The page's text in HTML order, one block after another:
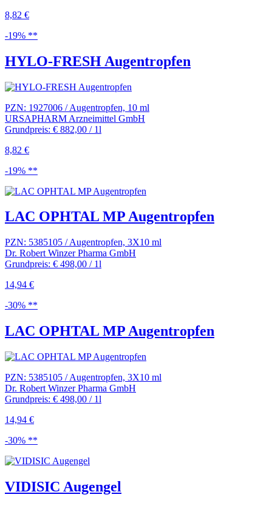
8,82 €
-19% **
HYLO-FRESH Augentropfen
PZN: 1927006 / Augentropfen, 10 ml
URSAPHARM Arzneimittel GmbH
Grundpreis: € 882,00 / 1l
8,82 €
-19% **
LAC OPHTAL MP Augentropfen
PZN: 5385105 / Augentropfen, 3X10 ml
Dr. Robert Winzer Pharma GmbH
Grundpreis: € 498,00 / 1l
14,94 €
-30% **
LAC OPHTAL MP Augentropfen
PZN: 5385105 / Augentropfen, 3X10 ml
Dr. Robert Winzer Pharma GmbH
Grundpreis: € 498,00 / 1l
14,94 €
-30% **
VIDISIC Augengel